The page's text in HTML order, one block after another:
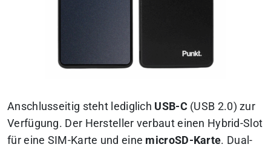
Anschlusseitig steht lediglich USB-C(USB 2.0) zur
Verfügung. Der Hersteller verbaut einen Hybrid-Slot
für eine SIM-Karte und eine microSD-Karte. Dual-